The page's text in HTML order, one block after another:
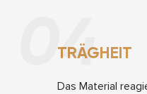
04
TRÄGHEIT
Das Material